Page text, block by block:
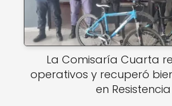
La Comisaría Cuarta
operativos y recuperó
en Resistencia